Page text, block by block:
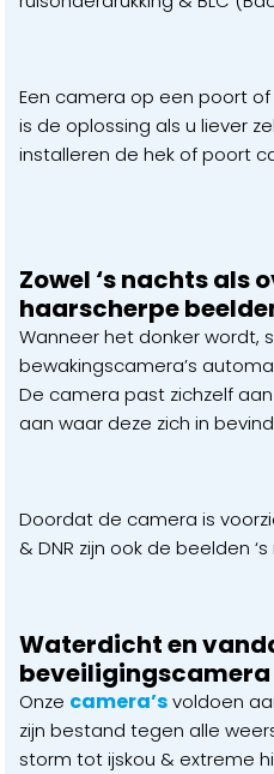
Een camera op een poort
is de oplossing als u liever
installeren de hek of poort
Zowel ‘s nachts als
haarscherpe
Wanneer het donker wordt,
bewakingscamera’s
De camera past zichzelf
aan waar deze zich in
Doordat de camera is
& DNR zijn ook de beelden
Waterdicht en
beveiligingscamera
Onze camera’svoldoen
zijn bestand tegen alle
storm tot ijskou & extreme